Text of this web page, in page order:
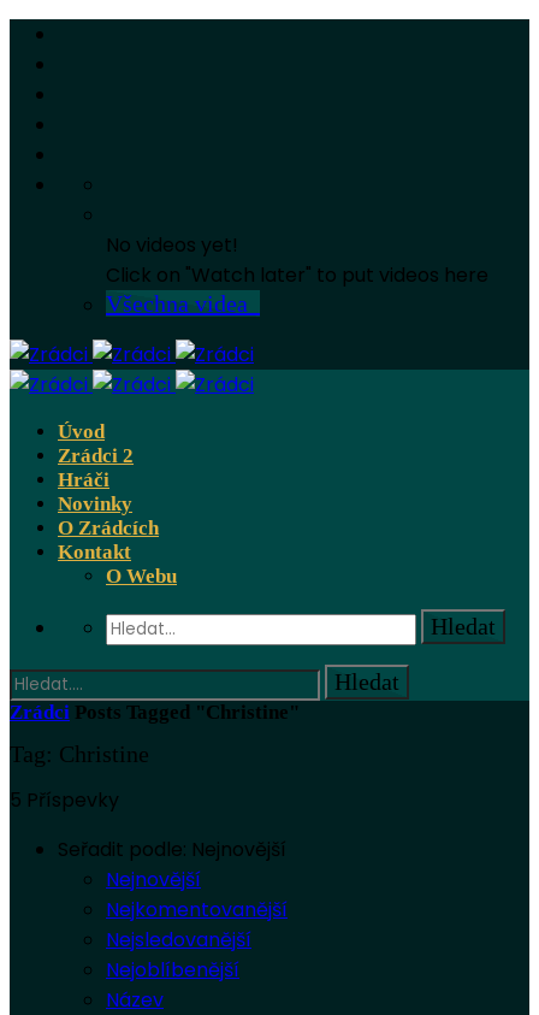
No videos yet!
Click on "Watch later" to put videos here
Všechna videa
Úvod
Zrádci 2
Hráči
Novinky
O Zrádcích
Kontakt
O Webu
Zrádci Posts Tagged "Christine"
Tag: Christine
5 Příspevky
Seřadit podle: Nejnovější
Nejnovější
Nejkomentovanější
Nejsledovanější
Nejoblíbenější
Název